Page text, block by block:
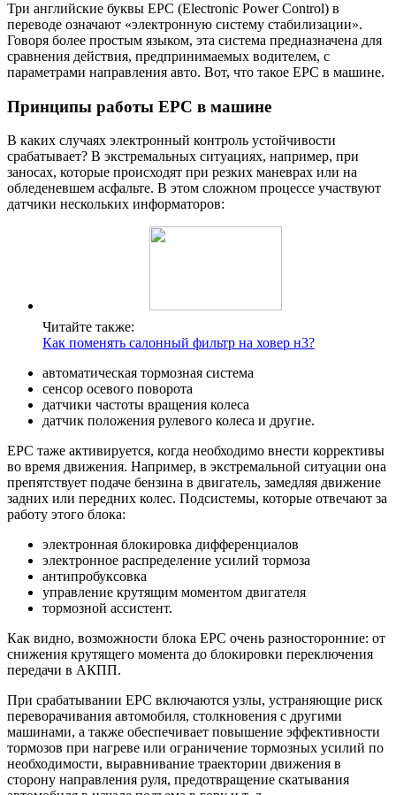
Три английские буквы EPC (Electronic Power Control) в
переводе означают «электронную систему стабилизации».
Говоря более простым языком, эта система предназначена для
сравнения действия, предпринимаемых водителем, с
параметрами направления авто. Вот, что такое EPC в машине.
Принципы работы EPC в машине
В каких случаях электронный контроль устойчивости
срабатывает? В экстремальных ситуациях, например, при
заносах, которые происходят при резких маневрах или на
обледеневшем асфальте. В этом сложном процессе участвуют
датчики нескольких информаторов:
Читайте также:
Как поменять салонный фильтр на ховер н3?
автоматическая тормозная система
сенсор осевого поворота
датчики частоты вращения колеса
датчик положения рулевого колеса и другие.
EPC таже активируется, когда необходимо внести коррективы
во время движения. Например, в экстремальной ситуации она
препятствует подаче бензина в двигатель, замедляя движение
задних или передних колес. Подсистемы, которые отвечают за
работу этого блока:
электронная блокировка дифференциалов
электронное распределение усилий тормоза
антипробуксовка
управление крутящим моментом двигателя
тормозной ассистент.
Как видно, возможности блока EPC очень разносторонние: от
снижения крутящего момента до блокировки переключения
передачи в АКПП.
При срабатывании EPC включаются узлы, устраняющие риск
переворачивания автомобиля, столкновения с другими
машинами, а также обеспечивает повышение эффективности
тормозов при нагреве или ограничение тормозных усилий по
необходимости, выравнивание траектории движения в
сторону направления руля, предотвращение скатывания